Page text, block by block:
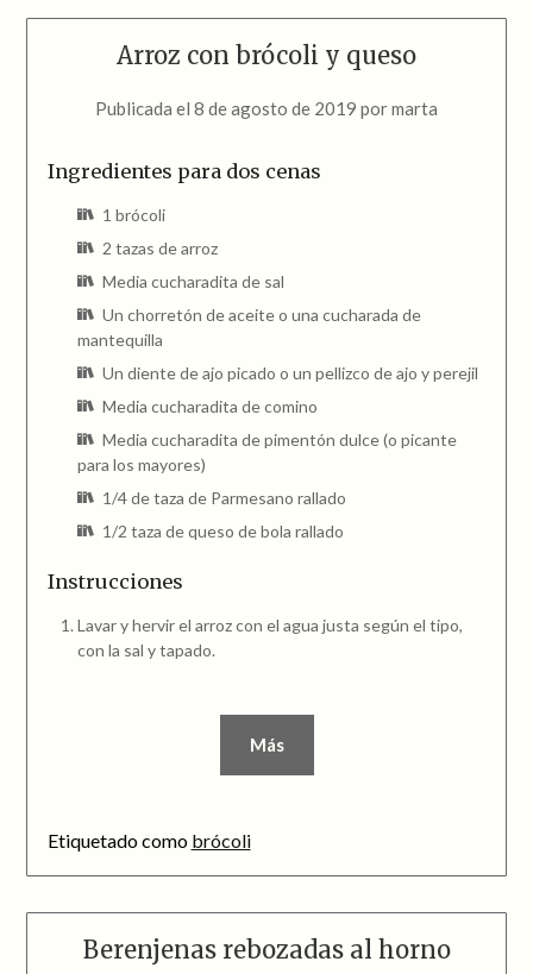
Arroz con brócoli y queso
Publicada el 8 de agosto de 2019 pormarta
Ingredientes para dos cenas
1 brócoli
2 tazas de arroz
Media cucharadita de sal
Un chorretón de aceite o una cucharada de
mantequilla
Un diente de ajo picado o un pellizco de ajo y perejil
Media cucharadita de comino
Media cucharadita de pimentón dulce (o picante
para los mayores)
1/4 de taza de Parmesano rallado
1/2 taza de queso de bola rallado
Instrucciones
Lavar y hervir el arroz con el agua justa según el tipo,
con la sal y tapado.
Más
Etiquetado como brócoli
Berenjenas rebozadas al horno